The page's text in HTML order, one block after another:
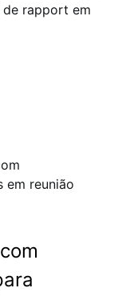
de rapport em